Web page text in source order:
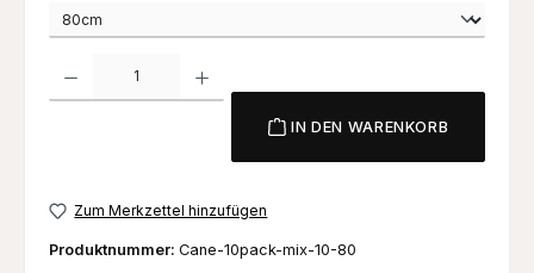
IN DEN WARENKORB
Zum Merkzettel hinzufügen
Produktnummer: Cane-10pack-mix-10-80